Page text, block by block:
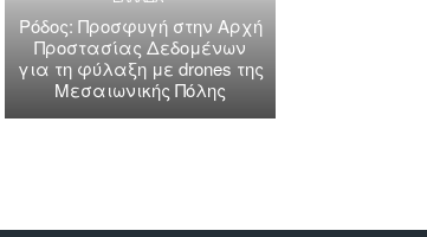
Ρόδος: Προσφυγή στην Αρχή
Προστασίας Δεδομένων
για τη φύλαξη με drones της
Μεσαιωνικής Πόλης